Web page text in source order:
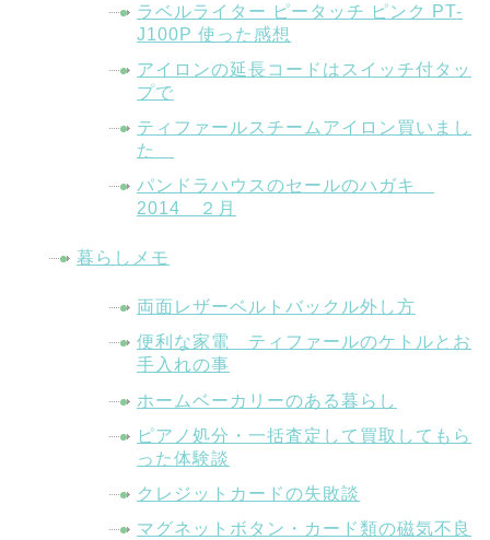
ラベルライター ピータッチ ピンク PT-
J100P 使った感想
アイロンの延長コードはスイッチ付タッ
プで
ティファールスチームアイロン買いまし
た
パンドラハウスのセールのハガキ
2014 ２月
暮らしメモ
両面レザーベルトバックル外し方
便利な家電 ティファールのケトルとお
手入れの事
ホームベーカリーのある暮らし
ピアノ処分・一括査定して買取してもら
った体験談
クレジットカードの失敗談
マグネットボタン・カード類の磁気不良